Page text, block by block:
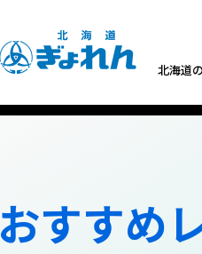
北海道
おすすめ